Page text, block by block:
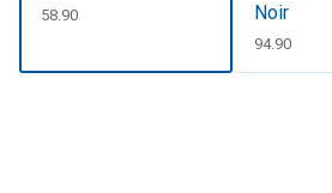
CHF
58.90
Noir
CHF
94.90